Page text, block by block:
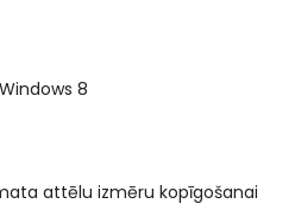
8
attēlu izmēru kopīgošanai